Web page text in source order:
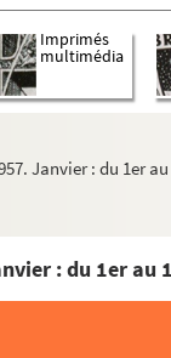
Imprimés
multimédia
Janvier : du 1er
: du 1er au